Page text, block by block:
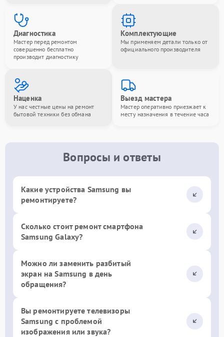
Диагностика
Мастер перед ремонтом
совершенно бесплатно
производит диагностику
Комплектующие
Мы применяем детали только от
официального производителя
Наценка
У нас честные цены на ремонт
бытовой техники без обмана
Выезд мастера
Мастер оперативно приезжает к
месту назначения в течение часа
Вопросы и ответы
Какие устройства Samsung вы
ремонтируете?
Сколько стоит ремонт смартфона
Samsung Galaxy?
Можно ли заменить разбитый
экран на Samsung в день
обращения?
Вы ремонтируете телевизоры
Samsung с проблемой
изображения или звука?